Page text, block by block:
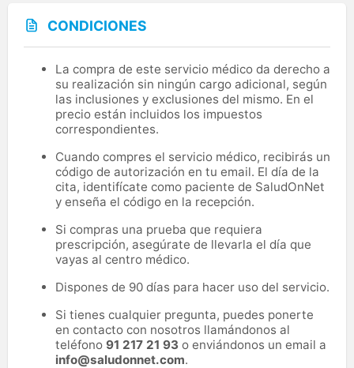
CONDICIONES
La compra de este servicio médico da derecho a
su realización sin ningún cargo adicional, según
las inclusiones y exclusiones del mismo. En el
precio están incluidos los impuestos
correspondientes.
Cuando compres el servicio médico, recibirás un
código de autorización en tu email. El día de la
cita, identifícate como paciente de SaludOnNet
y enseña el código en la recepción.
Si compras una prueba que requiera
prescripción, asegúrate de llevarla el día que
vayas al centro médico.
Dispones de 90 días para hacer uso del servicio.
Si tienes cualquier pregunta, puedes ponerte
en contacto con nosotros llamándonos al
teléfono 91 217 21 93 o enviándonos un email a
info@saludonnet.com.